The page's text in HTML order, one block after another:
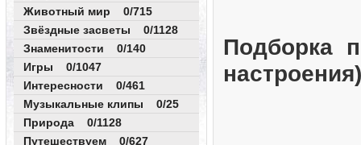
Животный мир 0/715
Звёздные засветы 0/1128
Знаменитости 0/140
Игры 0/1047
Интересности 0/461
Музыкальные клипы 0/25
Природа 0/1128
Путешествуем 0/627
Подборка